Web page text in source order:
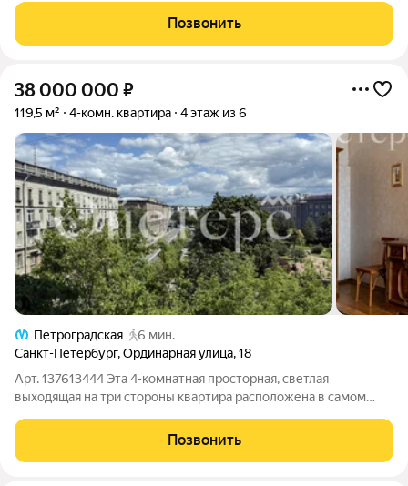
вариант для тех, кто ценит простор и городские пейзажи.
Потолки высотой 3.3 метра и
Позвонить
38 000 000 ₽
119,5 м² 4-комн. квартира 4 этаж из 6
Петроградская
6 мин.
Санкт-Петербург,Ординарная улица,18
Арт. 137613444 Эта 4-комнатная просторная, светлая
выходящая на три стороны квартира расположена в самом
от метро. Окна жилых комнат выходят на сквер и открывают
панорамный вид на
Позвонить